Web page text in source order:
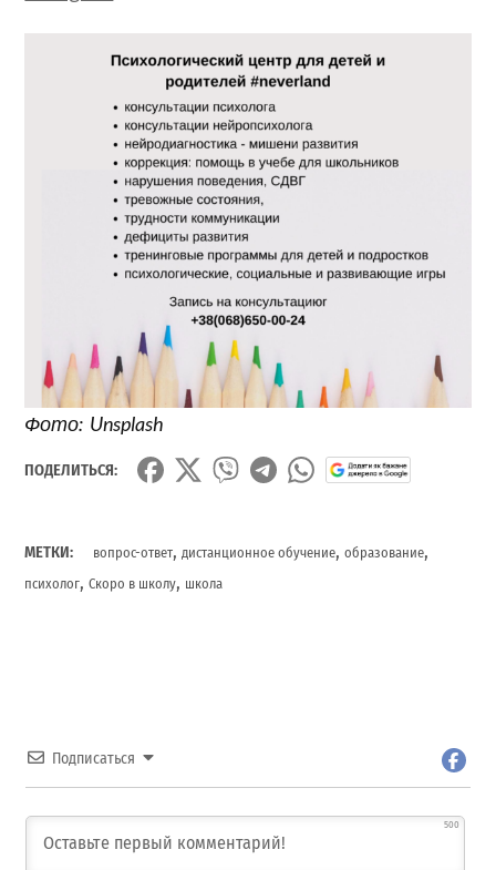
Фото: Unsplash
ПОДЕЛИТЬСЯ:
МЕТКИ: вопрос-ответ,дистанционное обучение,образование,
психолог,Скоро в школу, школа
Подписаться
500